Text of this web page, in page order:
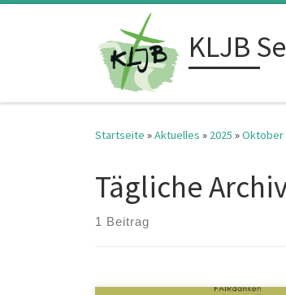
KLJB
Startseite »Aktuelles » 2025 »Oktober
Tägliche
1 Beitrag